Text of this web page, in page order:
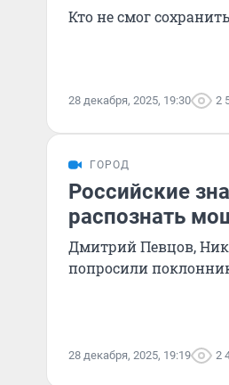
Кто не смог
28 декабря, 2025, 19:30 2
ГОРОД
Российские
распознать
Дмитрий Певцов,
попросили
28 декабря, 2025, 19:19 2